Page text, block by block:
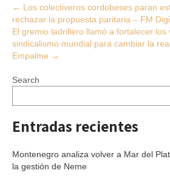
Post
navigation
← Los colectiveros cordobeses paran
rechazar la propuesta paritaria – FM
El gremio ladrillero llamó a fortalecer los
sindicalismo mundial para cambiar la
Empalme →
Search
Entradas recientes
Montenegro analiza volver a Mar del
la gestión de Neme